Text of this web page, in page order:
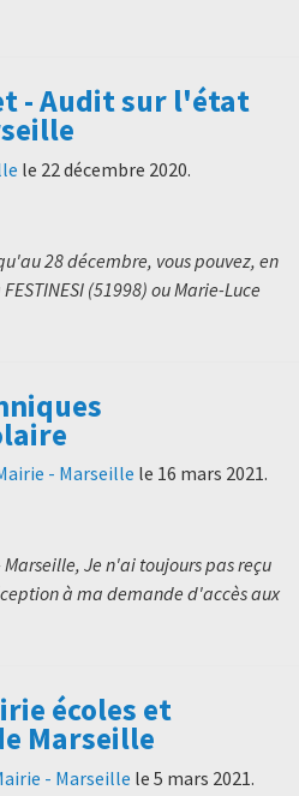
- Audit sur l'état
le 22 décembre 2020.
28 décembre, vous pouvez, en
(51998) ou Marie-Luce
- Marseille le 16 mars 2021.
Je n'ai toujours pas reçu
à ma demande d'accès aux
écoles et
Marseille
- Marseille le 5 mars 2021.